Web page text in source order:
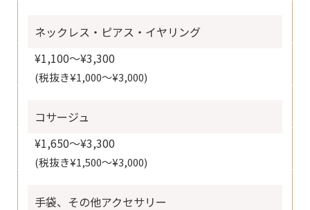
ネックレス・ピアス・イヤリング
¥1,100〜¥3,300
(税抜き¥1,000〜¥3,000)
コサージュ
¥1,650〜¥3,300
(税抜き¥1,500〜¥3,000)
手袋、その他アクセサリー